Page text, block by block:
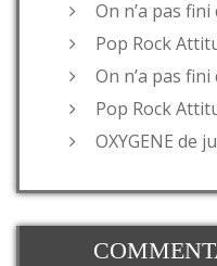
On n’a pas
Pop Rock
On n’a pas
Pop Rock
OXYGENE de